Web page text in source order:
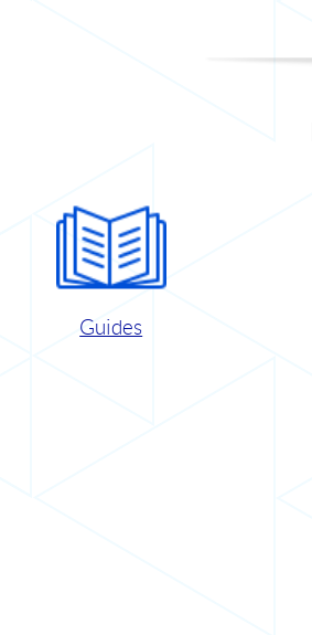
Guides